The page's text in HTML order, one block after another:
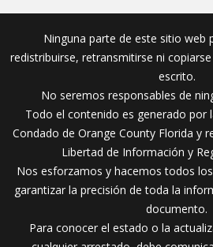
Ninguna parte de este sitio web
redistribuirse, retransmitirse ni
escrito.
No seremos responsables de
Todo el contenido es generado por
Condado de Orange County Florida y
Libertad de Información y
Nos esforzamos y hacemos todos
garantizar la precisión de toda la
documento.
Para conocer el estado o la